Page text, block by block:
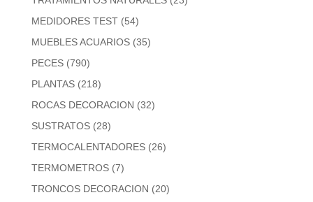
MEDIDORES TEST (54)
MUEBLES ACUARIOS (35)
PECES (790)
PLANTAS (218)
ROCAS DECORACION (32)
SUSTRATOS (28)
TERMOCALENTADORES (26)
TERMOMETROS (7)
TRONCOS DECORACION (20)